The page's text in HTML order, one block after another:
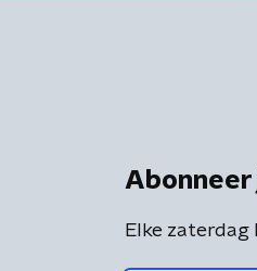
Abonneer
Elke zaterdag